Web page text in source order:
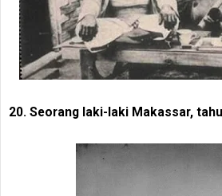
20. Seorang laki-laki Makassar,